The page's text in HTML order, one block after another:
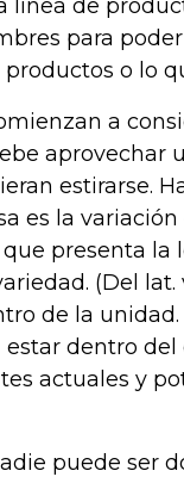
línea de
para
o lo
a
aprovechar
estirarse.
es la
presenta la
(Del lat.
de la
dentro
actuales y
puede ser